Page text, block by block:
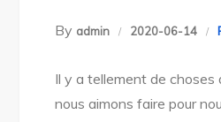
By admin 2020-06-14
Il y a tellement de
nous aimons faire pour